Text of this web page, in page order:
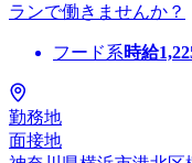
ランで働きませんか？
フード系時給
勤務地
面接地